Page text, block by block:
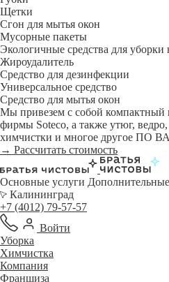
Щетки
Сгон для мытья окон
Мусорные пакеты
Экологичные средства для
Жироудалитель
Средство для дезинфекции
Универсальное средство
Средство для мытья окон
Мы привезем с собой компактный
фирмы Soteco, а также утюг, ведро,
химчистки и многое другое
→ Рассчитать стоимость
Основные услуги Дополнительные
Калининград
+7 (4012) 79-57-57
Войти
Уборка
Химчистка
Компания
Франшиза